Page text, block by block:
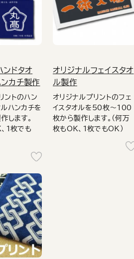
ンドタオ
ンカチ製作
ントのハン
ルハンカチを
します。
1枚でも
オリジナルフェイスタオ
ル製作
オリジナルプリントのフェ
イスタオルを50枚～100
枚から製作します。（何万
枚もOK、1枚でもOK）